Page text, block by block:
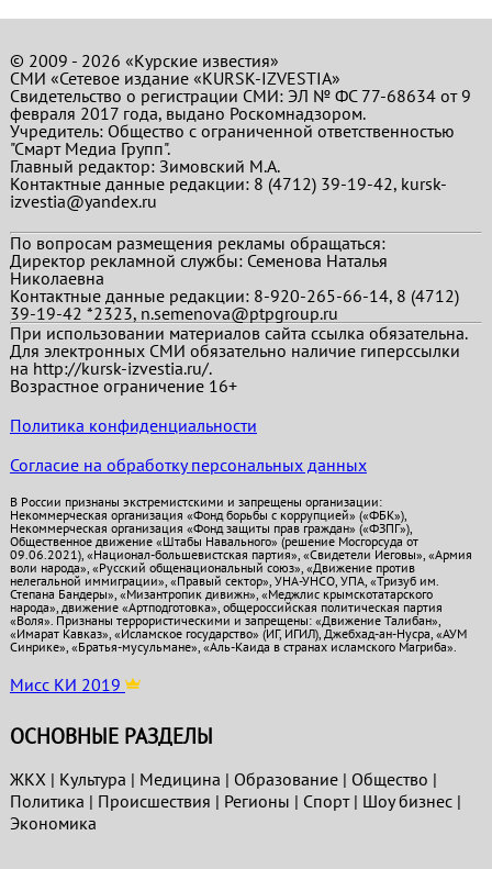
© 2009 - 2026 «Курские известия»
СМИ «Сетевое издание «KURSK-IZVESTIA»
Свидетельство о регистрации СМИ: ЭЛ № ФС 77-68634 от 9
февраля 2017 года, выдано Роскомнадзором.
Учредитель: Общество с ограниченной ответственностью
"Смарт Медиа Групп".
Главный редактор:Зимовский М.А.
Контактные данные редакции: 8 (4712) 39-19-42, kursk-
izvestia@yandex.ru
По вопросам размещения рекламы обращаться:
Директор рекламной службы: Семенова Наталья
Николаевна
Контактные данные редакции: 8-920-265-66-14, 8 (4712)
39-19-42 *2323, n.semenova@ptpgroup.ru
При использовании материалов сайта ссылка обязательна.
Для электронных СМИ обязательно наличие гиперссылки
на http://kursk-izvestia.ru/.
Возрастное ограничение 16+
Политика конфиденциальности
Согласие на обработку персональных данных
В России признаны экстремистскими и запрещены организации:
Некоммерческая организация «Фонд борьбы с коррупцией» («ФБК»),
Некоммерческая организация «Фонд защиты прав граждан» («ФЗПГ»),
Общественное движение «Штабы Навального» (решение Мосгорсуда от
09.06.2021), «Национал-большевистская партия», «Свидетели Иеговы», «Армия
воли народа», «Русский общенациональный союз», «Движение против
нелегальной иммиграции», «Правый сектор», УНА-УНСО, УПА, «Тризуб им.
Степана Бандеры», «Мизантропик дивижн», «Меджлис крымскотатарского
народа», движение «Артподготовка», общероссийская политическая партия
«Воля». Признаны террористическими и запрещены: «Движение Талибан»,
«Имарат Кавказ», «Исламское государство» (ИГ, ИГИЛ), Джебхад-ан-Нусра, «АУМ
Синрике», «Братья-мусульмане», «Аль-Каида в странах исламского Магриба».
Мисс КИ 2019
ОСНОВНЫЕ РАЗДЕЛЫ
ЖКХ | Культура | Медицина | Образование| Общество |
Политика | Проиcшествия | Регионы | Спорт| Шоу бизнес|
Экономика